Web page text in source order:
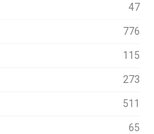
47
776
115
273
511
65